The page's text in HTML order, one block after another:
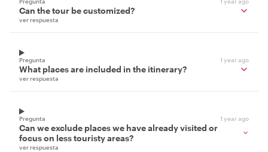
Pregunta 1 year ago
Can the tour be customized?
ver respuesta
Pregunta 1 year ago
What places are included in the itinerary?
ver respuesta
Pregunta 1 year ago
Can we exclude places we have already visited or
focus on less touristy areas?
ver respuesta